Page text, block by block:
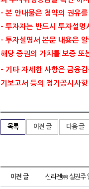
- 본 안내물은 청약의 권유
- 투자자는 반드시 투자설명
- 투자설명서 본문 내용은
해당 증권의 가치를 보증 또
- 기타 자세한 사항은 금융
기보고서 등의 정기공시사
목록 이전 글 다음 글
이전 글 신라젠㈜ 실권주